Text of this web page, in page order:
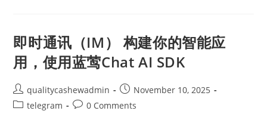
怎
么
设
置
中
Telegram
汉
化
教
即时通讯（IM） 构建你的智能应
用，使用蓝莺Chat AI SDK
Post
author:
qualitycashewadmin
Post
published:
November 10, 2025
Posttelegram
Post0 Comments